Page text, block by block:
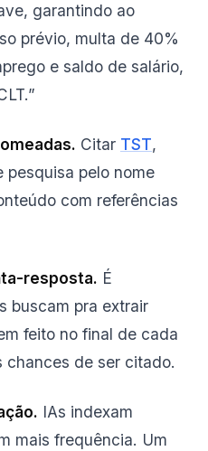
garantindo ao
prévio, multa de 40%
e saldo de salário,
Citar TST,
pesquisa pelo nome
com referências
resposta. É
buscam pra extrair
feito no final de cada
chances de ser citado.
IAs indexam
mais frequência. Um